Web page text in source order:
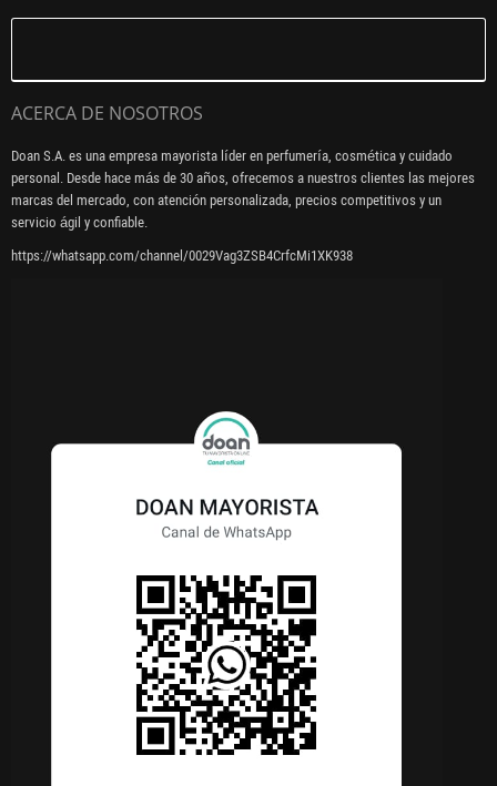
ACERCA DE NOSOTROS
Doan S.A. es una empresa mayorista líder en perfumería, cosmética y cuidado
personal. Desde hace más de 30 años, ofrecemos a nuestros clientes las mejores
marcas del mercado, con atención personalizada, precios competitivos y un
servicio ágil y confiable.
https://whatsapp.com/channel/0029Vag3ZSB4CrfcMi1XK938